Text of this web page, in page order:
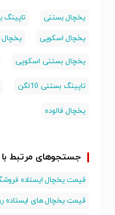
یخچال بستنی تاپینگ
یخچال اسکوپی
یخچال بستنی اسکوپی
تاپینگ بستنی 10لگن
یخچال فالوده
جستجوهای مرتبط
قیمت یخچال ایستاده
قیمت یخچال های ایستاده